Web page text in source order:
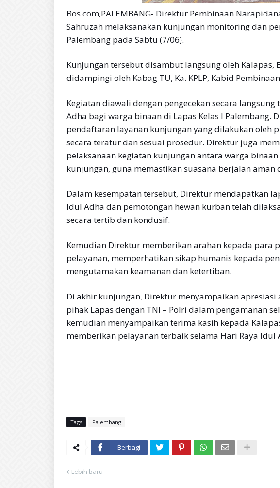
Bos com,PALEMBANG- Direktur Pembinaan
Sahruzah melaksanakan kunjungan monitoring dan
Palembang pada Sabtu (7/06).
Kunjungan tersebut disambut langsung oleh Kalapas,
didampingi oleh Kabag TU, Ka. KPLP, Kabid
Kegiatan diawali dengan pengecekan secara
Adha bagi warga binaan di Lapas Kelas I Palembang.
pendaftaran layanan kunjungan yang dilakukan oleh
secara teratur dan sesuai prosedur. Direktur juga
pelaksanaan kegiatan kunjungan antara warga
kunjungan, guna memastikan suasana berjalan aman
Dalam kesempatan tersebut, Direktur mendapatkan
Idul Adha dan pemotongan hewan kurban telah
secara tertib dan kondusif.
Kemudian Direktur memberikan arahan kepada para
pelayanan, memperhatikan sikap humanis kepada
mengutamakan keamanan dan ketertiban.
Di akhir kunjungan, Direktur menyampaikan
pihak Lapas dengan TNI – Polri dalam pengamanan
kemudian menyampaikan terima kasih kepada
memberikan pelayanan terbaik selama Hari Raya Idul
Tags Palembang
Berbagi
Lebih baru